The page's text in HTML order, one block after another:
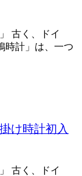
古く、ドイ
時計」は、一つ
け時計初入
古く、ドイ